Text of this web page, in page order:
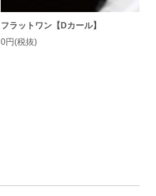
フラットワン【Dカール】
0円(税抜)